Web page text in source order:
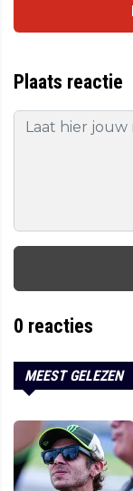
Plaats reactie
0 reacties
MEEST GELEZEN